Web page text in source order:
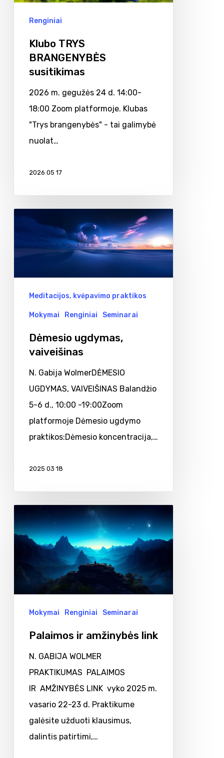
Renginiai
Klubo TRYS
BRANGENYBĖS
susitikimas
2026 m. gegužės 24 d. 14:00-
18:00 Zoom platformoje. Klubas
"Trys brangenybės" - tai galimybė
nuolat…
2026 05 17
Dėmesio
ugdymas,
vaiveišinas
Meditacijos, kvėpavimo praktikos
Mokymai Renginiai Seminarai
Dėmesio ugdymas,
vaiveišinas
N. Gabija WolmerDĖMESIO
UGDYMAS, VAIVEIŠINAS Balandžio
5-6 d., 10:00 -19:00Zoom
platformoje Dėmesio ugdymo
praktikos:Dėmesio koncentracija,…
2025 03 18
ir
amžinybės
link
Mokymai Renginiai Seminarai
Palaimos ir amžinybės link
N. GABIJA WOLMER
PRAKTIKUMAS PALAIMOS
IR AMŽINYBĖS LINK vyko 2025 m.
vasario 22-23 d. Praktikume
galėsite užduoti klausimus,
dalintis patirtimi,…